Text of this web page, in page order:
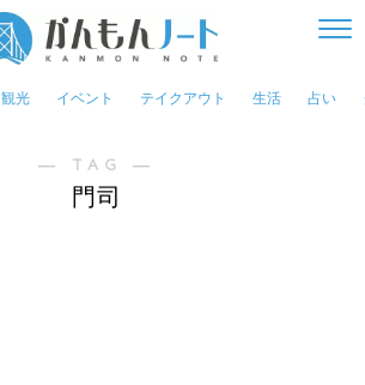
観光 イベント テイクアウト 生活 占い
― TAG ―
門司